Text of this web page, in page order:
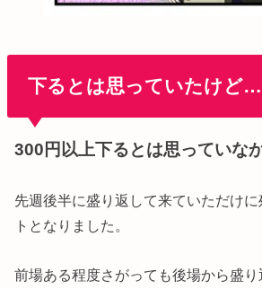
下るとは思っていたけど…
300円以上下るとは思っていな
先週後半に盛り返して来ていただけ
トとなりました。
前場ある程度さがっても後場から盛